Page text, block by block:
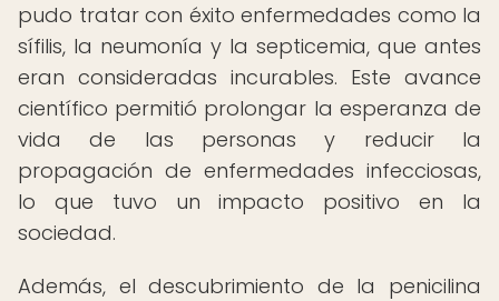
pudo tratar con éxito enfermedades como la
sífilis, la neumonía y la septicemia, que antes
eran consideradas incurables. Este avance
científico permitió prolongar la esperanza de
vida de las personas y reducir la
propagación de enfermedades infecciosas,
lo que tuvo un impacto positivo en la
sociedad.
Además, el descubrimiento de la penicilina